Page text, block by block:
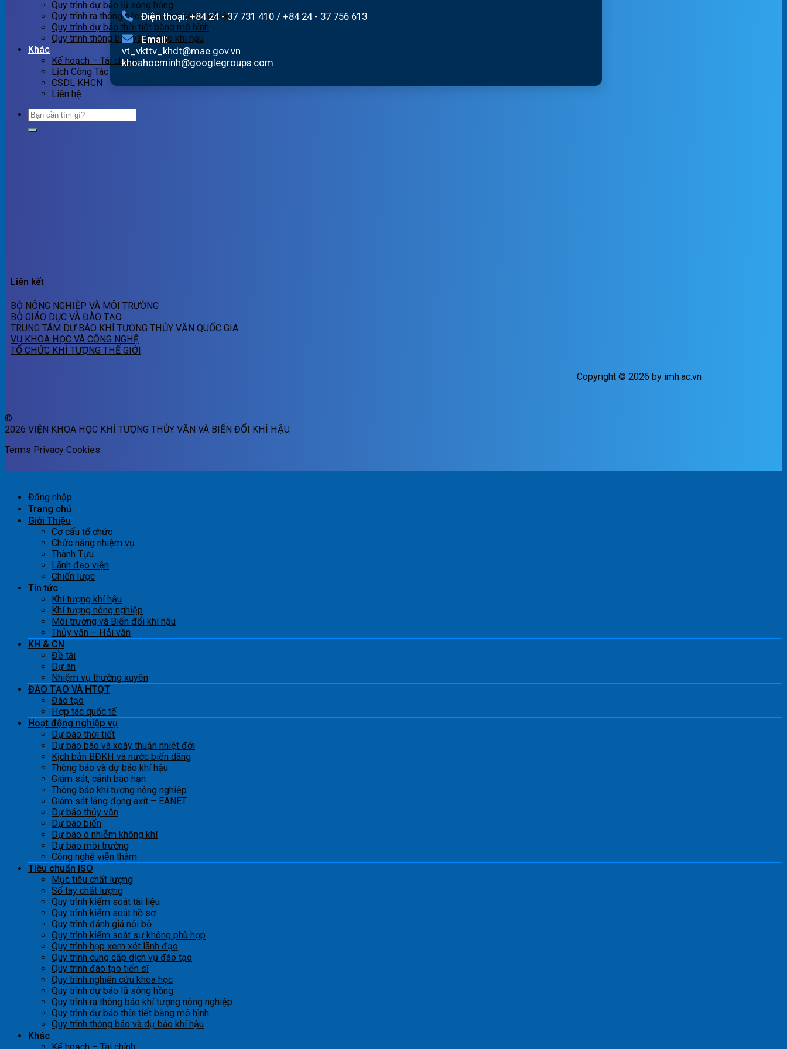
Quy trình dự báo lũ sông hồng
Quy trình ra thông báo khí tượng nông nghiệp
Quy trình dự báo thời tiết bằng mô hình
Quy trình thông báo và dự báo khí hậu
Khác
Kế hoạch – Tài chính
Lịch Công Tác
CSDL KHCN
Liên hệ
Điện thoại: +84 24 - 37 731 410 / +84 24 - 37 756 613
Email:
vt_vkttv_khdt@mae.gov.vn
khoahocminh@googlegroups.com
Liên kết
BỘ NÔNG NGHIỆP VÀ MÔI TRƯỜNG
BỘ GIÁO DỤC VÀ ĐÀO TẠO
TRUNG TÂM DỰ BÁO KHÍ TƯỢNG THỦY VĂN QUỐC GIA
VỤ KHOA HỌC VÀ CÔNG NGHỆ
TỔ CHỨC KHÍ TƯỢNG THẾ GIỚI
Copyright © 2026 by imh.ac.vn
©
2026 VIỆN KHOA HỌC KHÍ TƯỢNG THỦY VĂN VÀ BIẾN ĐỔI KHÍ HẬU
Terms Privacy Cookies
Đăng nhập
Trang chủ
Giới Thiệu
Cơ cấu tổ chức
Chức năng nhiệm vụ
Thành Tựu
Lãnh đạo viện
Chiến lược
Tin tức
Khí tượng khí hậu
Khí tượng nông nghiệp
Môi trường và Biến đổi khí hậu
Thủy văn – Hải văn
KH & CN
Đề tài
Dự án
Nhiệm vụ thường xuyên
ĐÀO TẠO VÀ HTQT
Đào tạo
Hợp tác quốc tế
Hoạt động nghiệp vụ
Dự báo thời tiết
Dự báo bão và xoáy thuận nhiệt đới
Kịch bản BĐKH và nước biển dâng
Thông báo và dự báo khí hậu
Giám sát, cảnh báo hạn
Thông báo khí tượng nông nghiệp
Giám sát lắng đọng axít – EANET
Dự báo thủy văn
Dự báo biển
Dự báo ô nhiễm không khí
Dự báo môi trường
Công nghệ viễn thám
Tiêu chuẩn ISO
Mục tiêu chất lượng
Sổ tay chất lượng
Quy trình kiểm soát tài liệu
Quy trình kiểm soát hồ sơ
Quy trình đánh giá nội bộ
Quy trình kiểm soát sự không phù hợp
Quy trình họp xem xét lãnh đạo
Quy trình cung cấp dịch vụ đào tạo
Quy trình đào tạo tiến sĩ
Quy trình nghiên cứu khoa học
Quy trình dự báo lũ sông hồng
Quy trình ra thông báo khí tượng nông nghiệp
Quy trình dự báo thời tiết bằng mô hình
Quy trình thông báo và dự báo khí hậu
Khác
Kế hoạch – Tài chính